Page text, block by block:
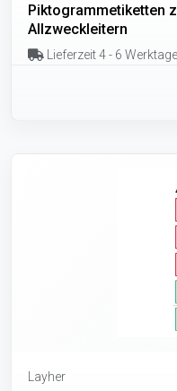
Piktogrammetiketten
Allzweckleitern
Lieferzeit 4 - 6 Werktage
Layher